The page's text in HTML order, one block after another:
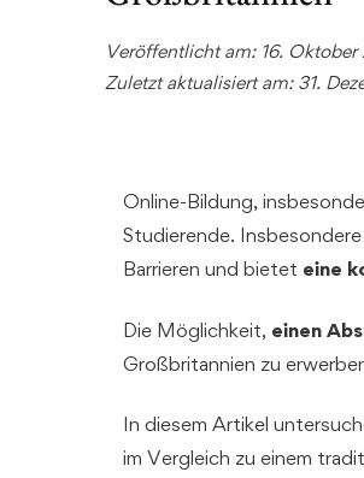
Veröffentlicht am: 16.
Zuletzt aktualisiert am: 31.
Online-Bildung,
Studierende.
Barrieren und bietet eine
Die Möglichkeit, einen
Großbritannien zu
In diesem Artikel
im Vergleich zu einem